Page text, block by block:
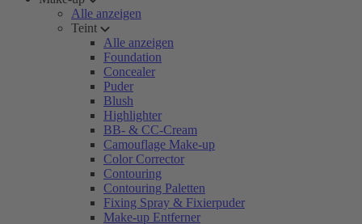
Alle anzeigen
Teint
Alle anzeigen
Foundation
Concealer
Puder
Blush
Highlighter
BB- & CC-Cream
Camouflage Make-up
Color Corrector
Contouring
Contouring Paletten
Fixing Spray & Fixierpuder
Make-up Entferner